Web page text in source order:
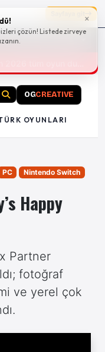
×
çözün! Listede zirveye
(PC ve konsollar) -
OGCREATIVE
OYUNLARI
PC Nintendo Switch
Happy
Partner
fotoğraf
ve yerel çok